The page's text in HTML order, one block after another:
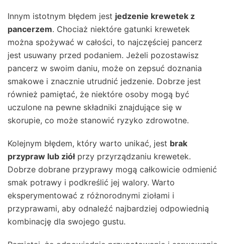
Innym istotnym błędem jest jedzenie krewetek z
pancerzem. Chociaż niektóre gatunki krewetek
można spożywać w całości, to najczęściej pancerz
jest usuwany przed podaniem. Jeżeli pozostawisz
pancerz w swoim daniu, może on zepsuć doznania
smakowe i znacznie utrudnić jedzenie. Dobrze jest
również pamiętać, że niektóre osoby mogą być
uczulone na pewne składniki znajdujące się w
skorupie, co może stanowić ryzyko zdrowotne.
Kolejnym błędem, który warto unikać, jest brak
przypraw lub ziółprzy przyrządzaniu krewetek.
Dobrze dobrane przyprawy mogą całkowicie odmienić
smak potrawy i podkreślić jej walory. Warto
eksperymentować z różnorodnymi ziołami i
przyprawami, aby odnaleźć najbardziej odpowiednią
kombinację dla swojego gustu.